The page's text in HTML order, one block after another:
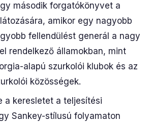
második forgatókönyvet a
amikor egy nagyobb
fellendülést generál a nagy
rendelkező államokban, mint
alapú szurkolói klubok és az
közösségek.
a keresletet a teljesítési
Sankey-stílusú folyamaton